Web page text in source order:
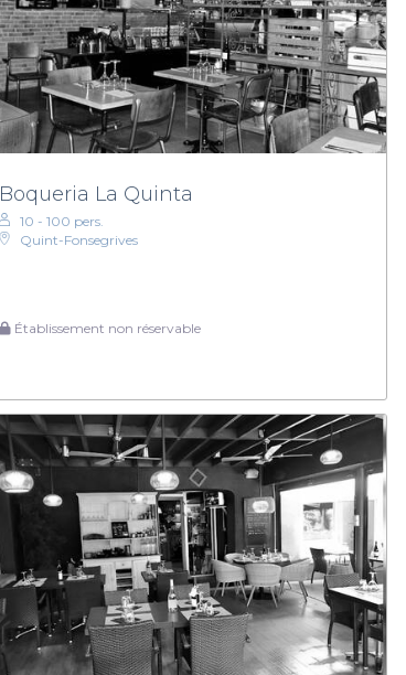
Boqueria La Quinta
10 - 100 pers.
Quint-Fonsegrives
Établissement non réservable